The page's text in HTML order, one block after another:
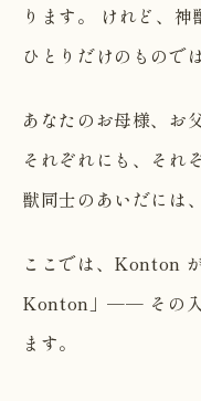
ります。 けれど、神
ひとりだけのもので
あなたのお母様、
それぞれにも、それ
獣同士のあいだには、
ここでは、Konton
Konton」── その入
ます。